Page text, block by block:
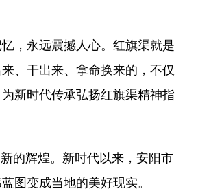
，永远震撼人心。红旗渠就是
、干出来、拿命换来的，不仅
新时代传承弘扬红旗渠精神指
的辉煌。新时代以来，安阳市
图变成当地的美好现实。